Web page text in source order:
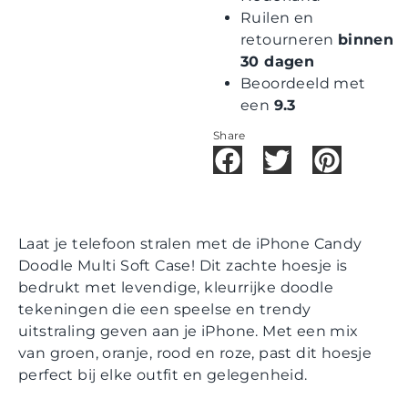
Ruilen en
retourneren binnen
30 dagen
Beoordeeld met
een 9.3
Share
Laat je telefoon stralen met de iPhone Candy
Doodle Multi Soft Case! Dit zachte hoesje is
bedrukt met levendige, kleurrijke doodle
tekeningen die een speelse en trendy
uitstraling geven aan je iPhone. Met een mix
van groen, oranje, rood en roze, past dit hoesje
perfect bij elke outfit en gelegenheid.